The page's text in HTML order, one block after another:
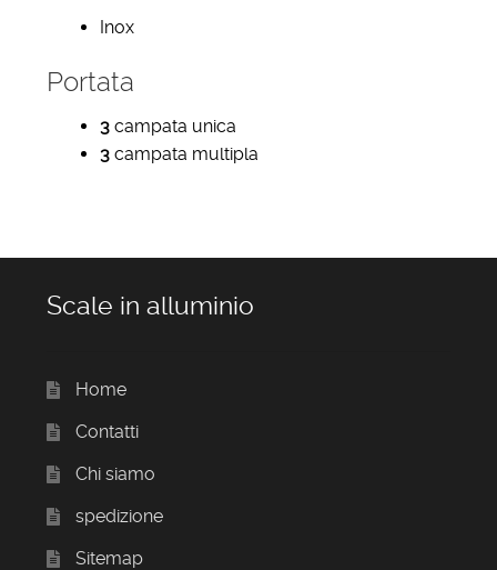
Inox
Portata
3 campata unica
3 campata multipla
Scale in alluminio
Home
Contatti
Chi siamo
spedizione
Sitemap